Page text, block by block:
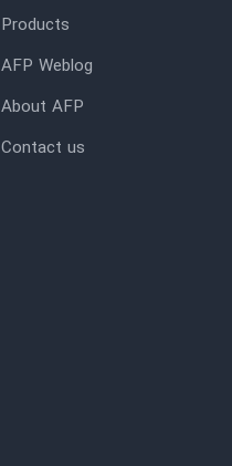
Products
AFP Weblog
About AFP
Contact us